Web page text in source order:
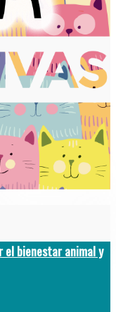
el bienestar animal y